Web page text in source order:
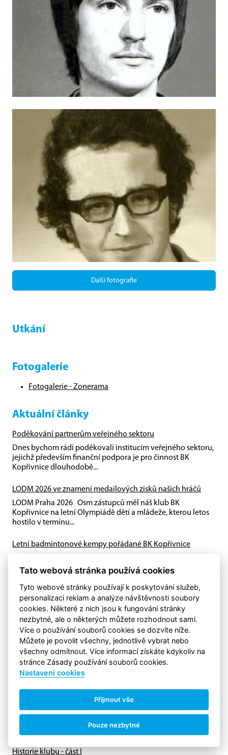
Další fotografie
Utkání
Fotogalerie
Fotogalerie - Zonerama
Aktuální články
Poděkování partnerům veřejného sektoru
Dnes bychom rádi poděkovali institucím veřejného sektoru,
jejichž především finanční podpora je pro činnost BK
Kopřivnice dlouhodobě...
LODM 2026 ve znamení medailových zisků našich hráčů
LODM Praha 2026 Osm zástupců měl náš klub BK
Kopřivnice na letní Olympiádě dětí a mládeže, kterou letos
hostilo v termínu...
Letní badmintonové kempy pořádané BK Kopřivnice
klub BK Kopřivnice (spolu)pořádá dva letní herní
Důležité odkazy
Český badmintonový svaz
Severomoravský badmintonový svaz
Program Tournament Software (výsledky turnajů)
Badminton Europe (BE)
Badminton World Federation (BWF)
Historie klubu - část I
Tato webová stránka používá cookies
Tyto webové stránky používají k poskytování služeb,
personalizaci reklam a analýze návštěvnosti soubory
cookies. Některé z nich jsou k fungování stránky
nezbytné, ale o některých můžete rozhodnout sami.
Více o používání souborů cookies se dozvíte níže.
Můžete je povolit všechny, jednotlivě vybrat nebo
všechny odmítnout. Více informací získáte kdykoliv na
stránce Zásady používání souborů cookies.
Nastavení cookies
Přijmout vše
Pouze nezbytné